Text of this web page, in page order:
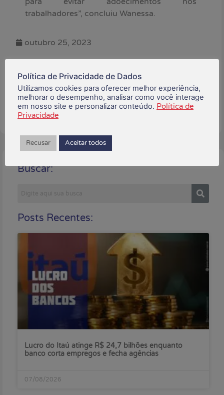
trabalhadores”, concluiu Wanessa.
outubro 25, 2023
Está gostando do conteúdo?
Compartilhe!
Buscar:
Posts Recentes:
Lucro do Itaú atinge R$ 24,7 bilhões enquanto
banco corta empregos e fecha agências
07/08/2026
Política de Privacidade de Dados
Utilizamos cookies para oferecer melhor experiência,
melhorar o desempenho, analisar como você interage
em nosso site e personalizar conteúdo. Política de
Privacidade
Recusar Aceitar todos